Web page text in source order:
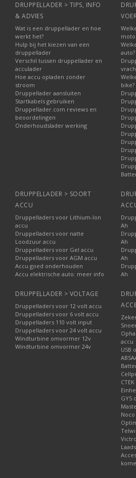
Druppellader.com
BEP Marine is onderdeel van de
Products LLC. Daaronder valt ook
waarvan Druppellader.com een groot
huis heeft.
Accessoires voor CZone
Mede dankzij samenwerking tussen
andere partijen binnen Power Products
verder toegerust met professionele
rondom circuitbeveiliging, batterijen-
stroomverdeelpanelen, monitoren en
schakeltechnologie. De ingenieurs en
zijn voortdurend bezig met het
generatie energiebeheerproducten,
BEP Marine kopen
BEP Marine kopen? Deze
uit voorraad.Tenzij anders
bijna verzendklaar in ons magazijn in
kopen van een product van BEP
deze webshop voordelig: wij
prijzen. De verzending van uw
Morgen laten bezorgen of direct
Uw pakket met product(en) van BEP
kwaliteitsmerk is in goede handen.
Druppellader.com vóór 22:00 wordt
Afhalen kan ook. Geef dit aan bij uw
DRUPPELLADER > TIPS, INFO
& ADVIES
Wat is een druppellader en hoe
werkt het?
Hulp bij het kiezen van een
druppellader
Verschil tussen druppellader en
acculader
Hoe accu opladen zonder
stroom
Druppellader aansluiten
Startkabels gebruiken
Druppellader.com reviews en
beoordelingen
Onderhoudslader werking
auto?
bike?
DRUPPELLADER > SOORT
ACCU
Druppelladers voor Lithium-Ion
accu
Druppelladers voor natte
Loodzuur accu
Druppelladers voor Gel accu
Druppelladers voor AGM accu
Accu goed onderhouden
Accu elektrische auto: meer info
Ah
Ah
Ah
Ah
DRUPPELLADER > VOLTAGE
Druppelladers voor 12 volt accu
Druppelladers voor 6 volt accu
Druppelladers 110 volt input
Druppelladers voor 24 volt accu
Windturbine omvormer 12v
Windturbine omvormer 24v
accu
USB
GYS